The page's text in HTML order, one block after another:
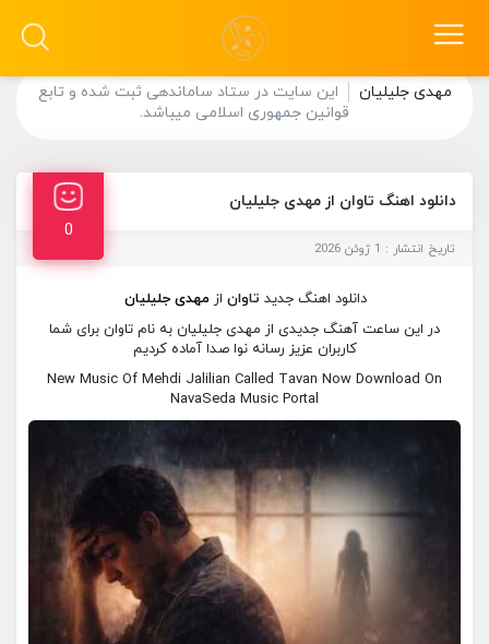
مهدی جلیلیان
این سایت در ستاد ساماندهی ثبت شده و تابع
قوانین جمهوری اسلامی میباشد.
دانلود اهنگ تاوان از مهدی جلیلیان
0
تاریخ انتشار : 1 ژوئن 2026
دانلود اهنگ جدید تاوان از مهدی جلیلیان
در این ساعت آهنگ جدیدی از مهدی جلیلیان به نام تاوان برای شما
کاربران عزیز رسانه نوا صدا آماده کردیم
New Music Of Mehdi Jalilian Called Tavan Now Download On
NavaSeda Music Portal